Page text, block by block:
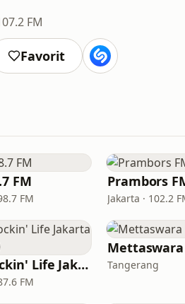
FM
Favorit
FM
FM
Prambors
Jakarta · 102.2
The Rockin' Life Jakarta (TRL FM)
FM
Tangerang